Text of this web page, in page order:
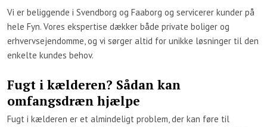
Vi er beliggende i Svendborg og Faaborg og servicerer kunder på
hele Fyn. Vores ekspertise dækker både private boliger og
erhvervsejendomme, og vi sørger altid for unikke løsninger til den
enkelte kundes behov.
Fugt i kælderen? Sådan kan
omfangsdræn hjælpe
​Fugt i kælderen er et almindeligt problem, der kan føre til